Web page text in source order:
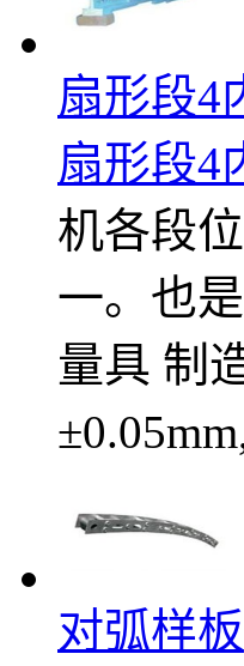
扇形段4
扇形段4
机各段
一。也
量具 制
对弧样板